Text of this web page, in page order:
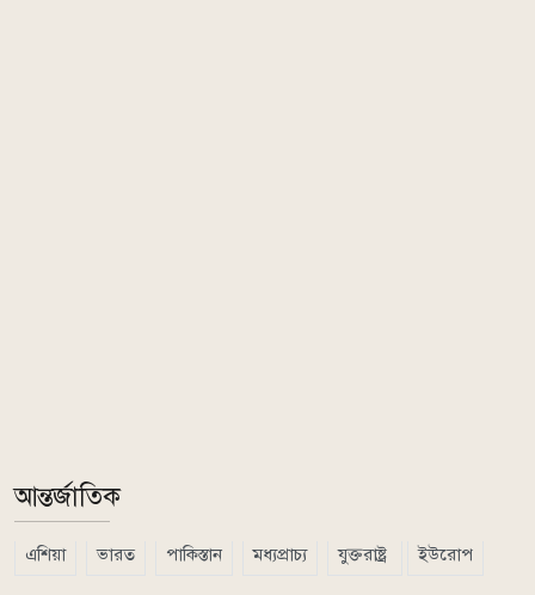
আন্তর্জাতিক
এশিয়া ভারত পাকিস্তান মধ্যপ্রাচ্য যুক্তরাষ্ট্র ইউরোপ